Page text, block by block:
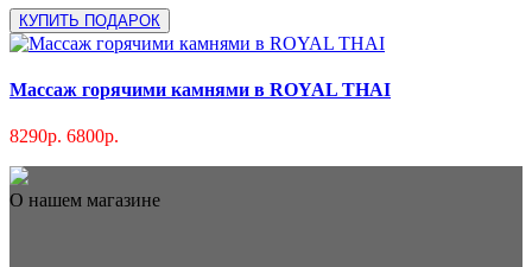
КУПИТЬ ПОДАРОК
Массаж горячими камнями в ROYAL THAI
8290р. 6800р.
О нашем магазине